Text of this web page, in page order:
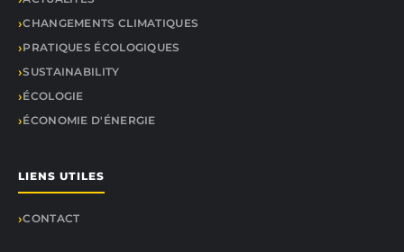
CHANGEMENTS CLIMATIQUES
PRATIQUES ÉCOLOGIQUES
SUSTAINABILITY
ÉCOLOGIE
ÉCONOMIE D'ÉNERGIE
LIENS UTILES
CONTACT